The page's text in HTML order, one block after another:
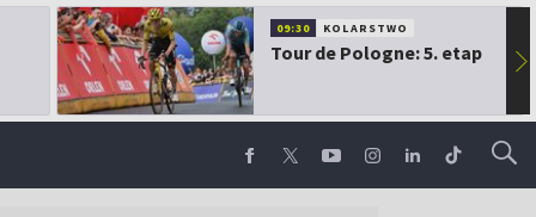
09:30 KOLARSTWO
Tour de Pologne: 5. etap ▶